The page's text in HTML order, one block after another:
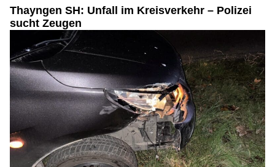
Thayngen SH: Unfall im Kreisverkehr – Polizei
sucht Zeugen